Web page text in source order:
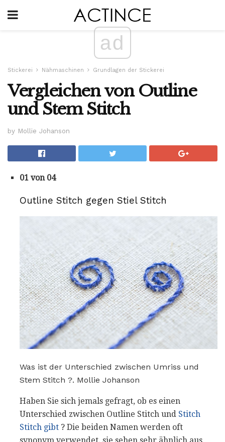
ad
Stickerei Nähmaschinen Grundlagen der Stickerei
Vergleichen von Outline
und Stem Stitch
by Mollie Johanson
01 von 04
Outline Stitch gegen Stiel Stitch
Was ist der Unterschied zwischen Umriss und
Stem Stitch ?. Mollie Johanson
Haben Sie sich jemals gefragt, ob es einen
Unterschied zwischen Outline Stitch und Stitch
Stitch gibt ? Die beiden Namen werden oft